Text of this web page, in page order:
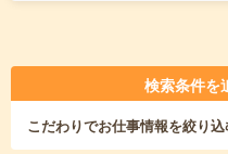
検索条件を
こだわりでお仕事情報を絞り